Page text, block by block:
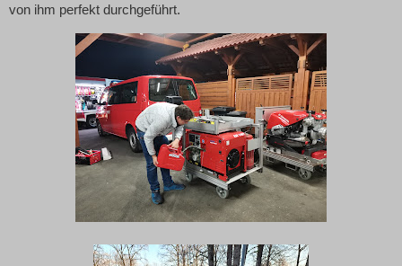
von ihm perfekt durchgeführt.